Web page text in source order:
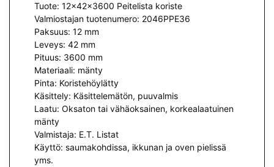
Tuote: 12x42x3600 Peitelista koriste
Valmiostajan tuotenumero: 2046PPE36
Paksuus: 12 mm
Leveys: 42 mm
Pituus: 3600 mm
Materiaali: mänty
Pinta: Koristehöylätty
Käsittely: Käsittelemätön, puuvalmis
Laatu: Oksaton tai vähäoksainen, korkealaatuinen
mänty
Valmistaja: E.T. Listat
Käyttö: saumakohdissa, ikkunan ja oven pielissä
yms.